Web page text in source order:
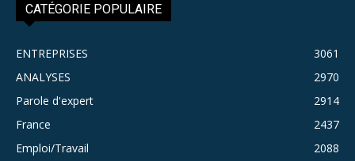
CATÉGORIE POPULAIRE
ENTREPRISES
3061
ANALYSES
2970
Parole d'expert
2914
France
2437
Emploi/Travail
2088